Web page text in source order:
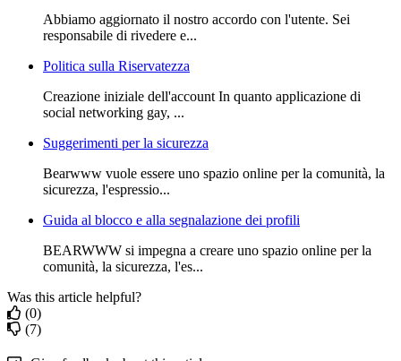
Abbiamo aggiornato il nostro accordo con l'utente. Sei
responsabile di rivedere e...
Politica sulla Riservatezza
Creazione iniziale dell'account In quanto applicazione di
social networking gay, ...
Suggerimenti per la sicurezza
Bearwww vuole essere uno spazio online per la comunità, la
sicurezza, l'espressio...
Guida al blocco e alla segnalazione dei profili
BEARWWW si impegna a creare uno spazio online per la
comunità, la sicurezza, l'es...
Was this article helpful?
(0)
(7)